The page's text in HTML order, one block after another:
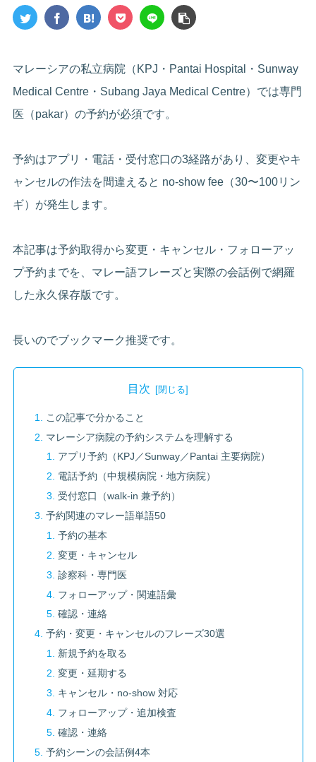
マレーシアの私立病院（KPJ・Pantai Hospital・Sunway
Medical Centre・Subang Jaya Medical Centre）では専門
医（pakar）の予約が必須です。
予約はアプリ・電話・受付窓口の3経路があり、変更やキ
ャンセルの作法を間違えると no-show fee（30〜100リン
ギ）が発生します。
本記事は予約取得から変更・キャンセル・フォローアッ
プ予約までを、マレー語フレーズと実際の会話例で網羅
した永久保存版です。
長いのでブックマーク推奨です。
目次
この記事で分かること
マレーシア病院の予約システムを理解する
アプリ予約（KPJ／Sunway／Pantai 主要病院）
電話予約（中規模病院・地方病院）
受付窓口（walk-in 兼予約）
予約関連のマレー語単語50
予約の基本
変更・キャンセル
診察科・専門医
フォローアップ・関連語彙
確認・連絡
予約・変更・キャンセルのフレーズ30選
新規予約を取る
変更・延期する
キャンセル・no-show 対応
フォローアップ・追加検査
確認・連絡
予約シーンの会話例4本